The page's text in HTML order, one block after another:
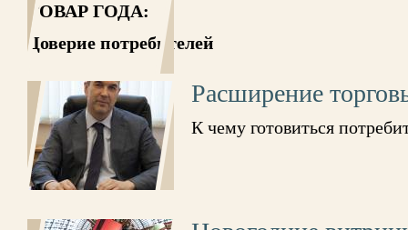
ТОВАР ГОДА:
Доверие потребителей
Расширение
К чему готовиться